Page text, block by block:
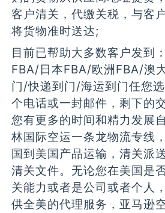
客户清关，代缴关税，与客
将货物准时送达;
目前已帮助大多数客户发到
FBA/日本FBA/欧洲FBA/澳
门/快递到门/海运到门任您
个电话或一封邮件，剩下的
您有更多的时间和精力发展
林国际空运一条龙物流专线
国到美国产品运输，清关派
清关文件。无论您在美国是
关能力或者是公司或者个人
供全美的代理服务，亚马逊